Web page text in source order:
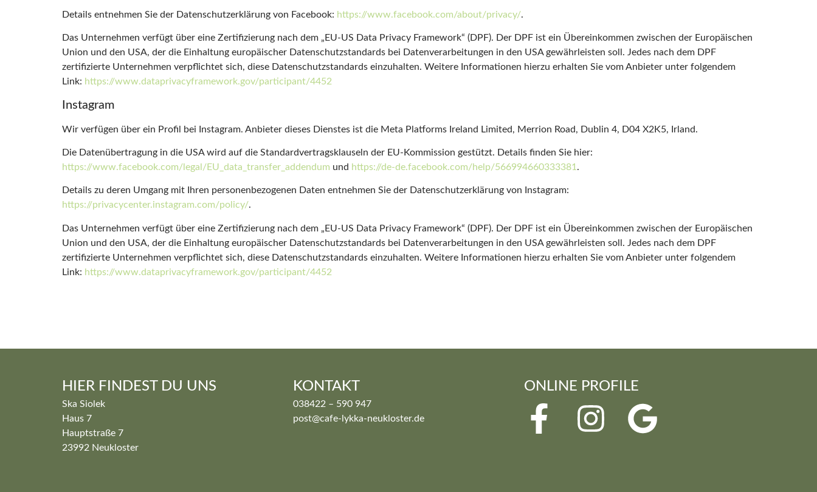
Details entnehmen Sie der Datenschutzerklärung von Facebook: https://www.facebook.com/about/privacy/.
Das Unternehmen verfügt über eine Zertifizierung nach dem „EU-US Data Privacy Framework“ (DPF). Der DPF ist ein Übereinkommen zwischen der Europäischen
Union und den USA, der die Einhaltung europäischer Datenschutzstandards bei Datenverarbeitungen in den USA gewährleisten soll. Jedes nach dem DPF
zertifizierte Unternehmen verpflichtet sich, diese Datenschutzstandards einzuhalten. Weitere Informationen hierzu erhalten Sie vom Anbieter unter folgendem
Link: https://www.dataprivacyframework.gov/participant/4452
Instagram
Wir verfügen über ein Profil bei Instagram. Anbieter dieses Dienstes ist die Meta Platforms Ireland Limited, Merrion Road, Dublin 4, D04 X2K5, Irland.
Die Datenübertragung in die USA wird auf die Standardvertragsklauseln der EU-Kommission gestützt. Details finden Sie hier:
https://www.facebook.com/legal/EU_data_transfer_addendum und https://de-de.facebook.com/help/566994660333381 .
Details zu deren Umgang mit Ihren personenbezogenen Daten entnehmen Sie der Datenschutzerklärung von Instagram:
https://privacycenter.instagram.com/policy/.
Das Unternehmen verfügt über eine Zertifizierung nach dem „EU-US Data Privacy Framework“ (DPF). Der DPF ist ein Übereinkommen zwischen der Europäischen
Union und den USA, der die Einhaltung europäischer Datenschutzstandards bei Datenverarbeitungen in den USA gewährleisten soll. Jedes nach dem DPF
zertifizierte Unternehmen verpflichtet sich, diese Datenschutzstandards einzuhalten. Weitere Informationen hierzu erhalten Sie vom Anbieter unter folgendem
Link: https://www.dataprivacyframework.gov/participant/4452
HIER FINDEST DU UNS
Ska Siolek
Haus 7
Hauptstraße 7
23992 Neukloster
KONTAKT
038422 – 590 947
post@cafe-lykka-neukloster.de
ONLINE PROFILE